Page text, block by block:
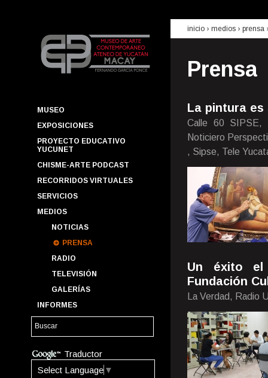
MUSEO
EXPOSICIONES
PROYECTO EDUCATIVO
YUCUNET
CHISME-ARTE PODCAST
RECORRIDOS VIRTUALES
SERVICIOS
MEDIOS
NOTICIAS
PRENSA
RADIO
TELEVISIÓN
GALERÍAS
INFORMES
Traductor
Select Language ▼
inicio › medios › prensa
Prensa
La pintura
Calle 60 SIPSE,
Noticiero
, Sipse, Tele
Un éxito el
Fundación
La Verdad, Radio